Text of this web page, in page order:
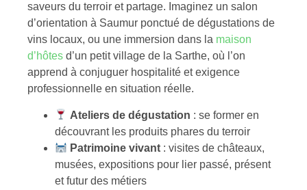
saveurs du terroir et partage. Imaginez un salon
d’orientation à Saumur ponctué de dégustations de
vins locaux, ou une immersion dans la maison
d’hôtes d’un petit village de la Sarthe, où l’on
apprend à conjuguer hospitalité et exigence
professionnelle en situation réelle.
Ateliers de dégustation : se former en
découvrant les produits phares du terroir
Patrimoine vivant : visites de châteaux,
musées, expositions pour lier passé, présent
et futur des métiers